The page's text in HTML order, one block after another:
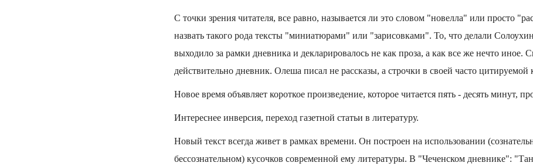
С точки зрения читателя, все равно, называется ли это словом "новелла" или просто
назвать такого рода тексты "миниатюрами" или "зарисовками". То, что делали
выходило за рамки дневника и декларировалось не как проза, а как все же нечто иное.
действительно дневник. Олеша писал не рассказы, а строчки в своей часто цитируемой
Новое время объявляет короткое произведение, которое читается пять - десять минут,
Интереснее инверсия, переход газетной статьи в литературу.
Новый текст всегда живет в рамках времени. Он построен на использовании
бессознательном) кусочков современной ему литературы. В "Чеченском дневнике":